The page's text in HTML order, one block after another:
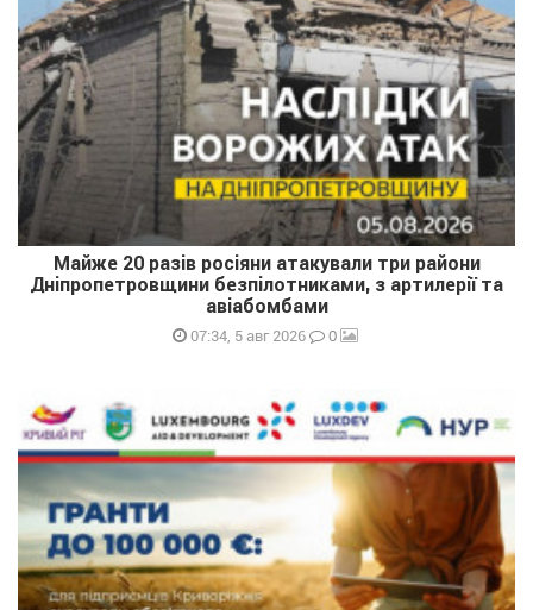
Майже 20 разів росіяни атакували три райони
Дніпропетровщини безпілотниками, з артилерії та
авіабомбами
07:34, 5 авг 2026 0